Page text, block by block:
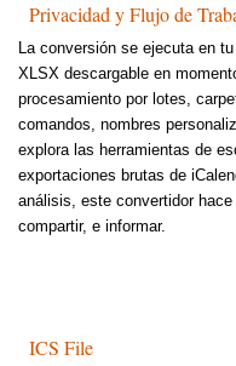
Privacidad y Flujo de
La conversión se ejecuta en
XLSX descargable en
procesamiento por lotes,
comandos, nombres
explora las herramientas de
exportaciones brutas de
análisis, este convertidor
compartir, e informar.
ICS File